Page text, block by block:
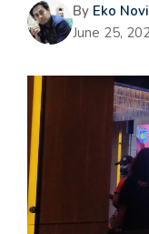
By Eko
June 25,